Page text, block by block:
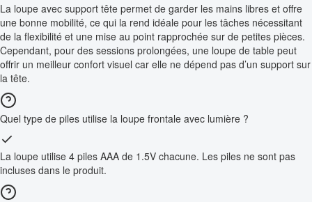
La loupe avec support tête permet de garder les mains libres et offre
une bonne mobilité, ce qui la rend idéale pour les tâches nécessitant
de la flexibilité et une mise au point rapprochée sur de petites pièces.
Cependant, pour des sessions prolongées, une loupe de table peut
offrir un meilleur confort visuel car elle ne dépend pas d’un support sur
la tête.
Quel type de piles utilise la loupe frontale avec lumière ?
La loupe utilise 4 piles AAA de 1.5V chacune. Les piles ne sont pas
incluses dans le produit.